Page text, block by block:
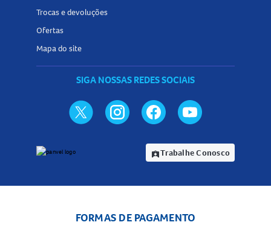
Trocas e devoluções
Ofertas
Mapa do site
SIGA NOSSAS REDES SOCIAIS
assignment_indTrabalhe Conosco
FORMAS DE PAGAMENTO